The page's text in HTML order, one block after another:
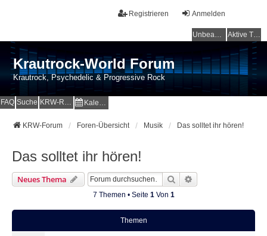
Anmelden
Registrieren
Unbeantwortete Themen Aktive Themen
Krautrock-World Forum
Krautrock, Psychedelic & Progressive Rock
FAQ Suche KRW-Radio Kalender
KRW-Forum Foren-Übersicht Musik Das solltet ihr hören!
Das solltet ihr hören!
Neues Thema Suche
7 Themen • Seite 1Von 1
Themen